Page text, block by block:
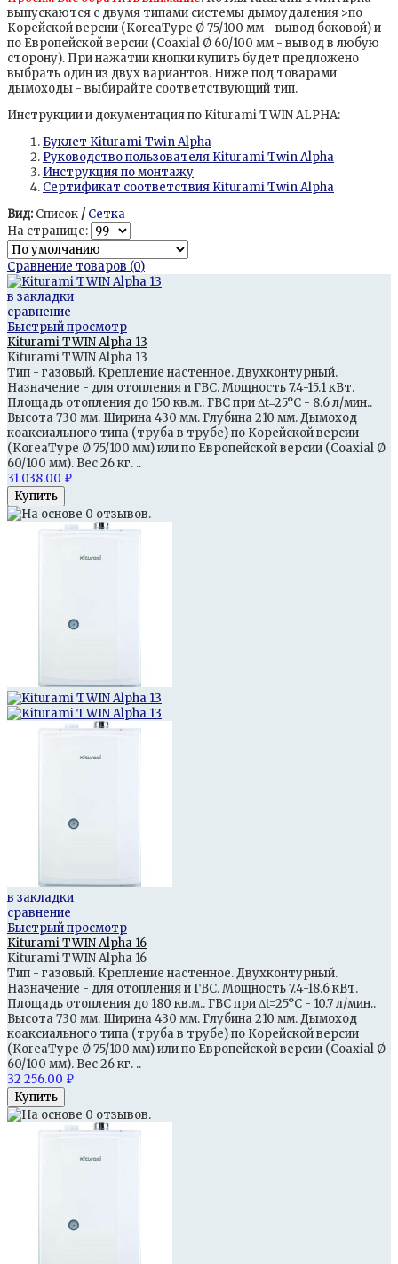
выпускаются с двумя типами системы дымоудаления >по
Корейской версии (KoreaType Ø 75/100 мм - вывод боковой) и
по Европейской версии (Coaxial Ø 60/100 мм - вывод в любую
сторону). При нажатии кнопки купить будет предложено
выбрать один из двух вариантов. Ниже под товарами
дымоходы - выбирайте соответствующий тип.
Инструкции и документация по Kiturami TWIN ALPHA:
Буклет Kiturami Twin Alpha
Руководство пользователя Kiturami Twin Alpha
Инструкция по монтажу
Сертификат соответствия Kiturami Twin Alpha
Вид: Список / Сетка
На странице:
Сравнение товаров (0)
в закладки
сравнение
Быстрый просмотр
Kiturami TWIN Alpha 13
Kiturami TWIN Alpha 13
Тип - газовый. Крепление настенное. Двухконтурный.
Назначение - для отопления и ГВС. Мощность 7.4-15.1 кВт.
Площадь отопления до 150 кв.м.. ГВС при Δt=25°С - 8.6 л/мин..
Высота 730 мм. Ширина 430 мм. Глубина 210 мм. Дымоход
коаксиального типа (труба в трубе) по Корейской версии
(KoreaType Ø 75/100 мм) или по Европейской версии (Coaxial Ø
60/100 мм). Вес 26 кг. ..
31 038.00 ₽
в закладки
сравнение
Быстрый просмотр
Kiturami TWIN Alpha 16
Kiturami TWIN Alpha 16
Тип - газовый. Крепление настенное. Двухконтурный.
Назначение - для отопления и ГВС. Мощность 7.4-18.6 кВт.
Площадь отопления до 180 кв.м.. ГВС при Δt=25°С - 10.7 л/мин..
Высота 730 мм. Ширина 430 мм. Глубина 210 мм. Дымоход
коаксиального типа (труба в трубе) по Корейской версии
(KoreaType Ø 75/100 мм) или по Европейской версии (Coaxial Ø
60/100 мм). Вес 26 кг. ..
32 256.00 ₽